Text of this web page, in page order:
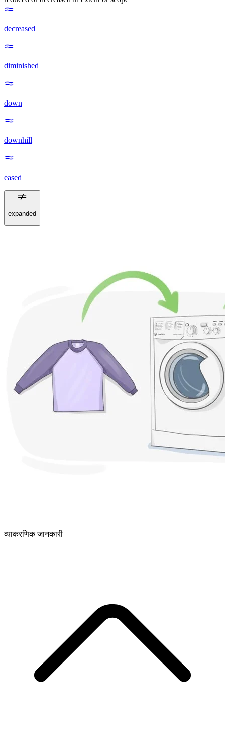
decreased
diminished
down
downhill
eased
expanded
व्याकरणिक जानकारी